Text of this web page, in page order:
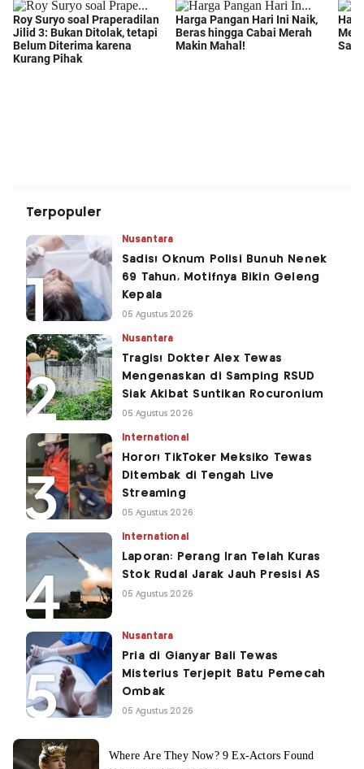
Terpopuler
Nusantara
Sadis! Oknum Polisi Bunuh Nenek
69 Tahun, Motifnya Bikin Geleng
Kepala
05 Agustus 2026
Nusantara
Tragis! Dokter Alex Tewas
Mengenaskan di Samping RSUD
Siak Akibat Suntikan Rocuronium
05 Agustus 2026
International
Horor! TikToker Meksiko Tewas
Ditembak di Tengah Live
Streaming
05 Agustus 2026
International
Laporan: Perang Iran Telah Kuras
Stok Rudal Jarak Jauh Presisi AS
05 Agustus 2026
Nusantara
Pria di Gianyar Bali Tewas
Misterius Terjepit Batu Pemecah
Ombak
05 Agustus 2026